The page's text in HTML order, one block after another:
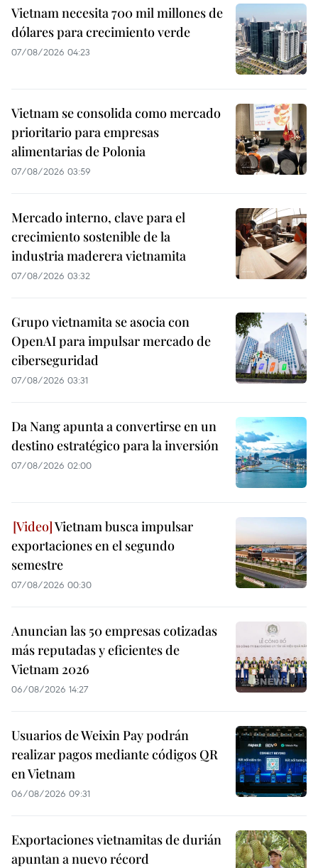
Vietnam necesita 700 mil millones de
dólares para crecimiento verde
07/08/2026 04:23
Vietnam se consolida como mercado
prioritario para empresas
alimentarias de Polonia
07/08/2026 03:59
Mercado interno, clave para el
crecimiento sostenible de la
industria maderera vietnamita
07/08/2026 03:32
Grupo vietnamita se asocia con
OpenAI para impulsar mercado de
ciberseguridad
07/08/2026 03:31
Da Nang apunta a convertirse en un
destino estratégico para la inversión
07/08/2026 02:00
Vietnam busca impulsar
exportaciones en el segundo
semestre
07/08/2026 00:30
Anuncian las 50 empresas cotizadas
más reputadas y eficientes de
Vietnam 2026
06/08/2026 14:27
Usuarios de Weixin Pay podrán
realizar pagos mediante códigos QR
en Vietnam
06/08/2026 09:31
Exportaciones vietnamitas de durián
apuntan a nuevo récord